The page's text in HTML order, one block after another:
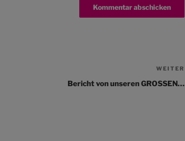
WEITER
Bericht von unseren GROSSEN…